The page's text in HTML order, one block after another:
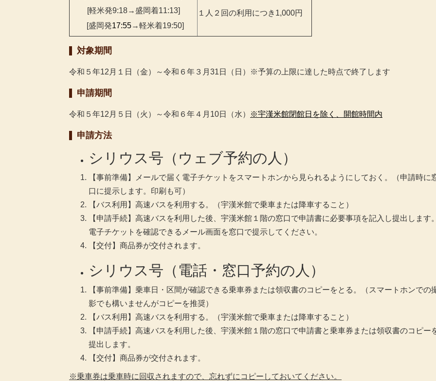
[軽米発9:18→盛岡着11:13]
[盛岡発17:55→軽米着19:50]
１人２回の利用につき1,000円
対象期間
令和５年12月１日（金）～令和６年３月31日（日）※予算の上限に達した時点で終了します
申請期間
令和５年12月５日（火）～令和６年４月10日（水） ※宇漢米館閉館日を除く、開館時間内
申請方法
シリウス号（ウェブ予約の人）
【事前準備】メールで届く電子チケットをスマートホンから見られるようにしておく。（申請時に
口に提示します。印刷も可）
【バス利用】高速バスを利用する。（宇漢米館で乗車または降車すること）
【申請手続】高速バスを利用した後、宇漢米館１階の窓口で申請書に必要事項を記入し提出します
電子チケットを確認できるメール画面を窓口で提示してください。
【交付】商品券が交付されます。
シリウス号（電話・窓口予約の人）
【事前準備】乗車日・区間が確認できる乗車券または領収書のコピーをとる。（スマートホンでの
影でも構いませんがコピーを推奨）
【バス利用】高速バスを利用する。（宇漢米館で乗車または降車すること）
【申請手続】高速バスを利用した後、宇漢米館１階の窓口で申請書と乗車券または領収書のコピー
提出します。
【交付】商品券が交付されます。
※乗車券は乗車時に回収されますので、忘れずにコピーしておいてください。